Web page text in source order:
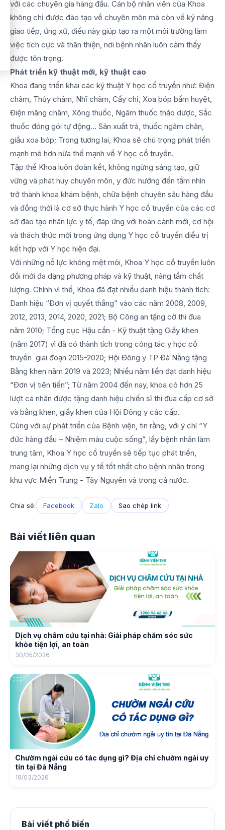
với các chuyên gia hàng đầu. Cán bộ nhân viên của Khoa
không chỉ được đào tạo về chuyên môn mà còn về kỹ năng
giao tiếp, ứng xử, điều này giúp tạo ra một môi trường làm
việc tích cực và thân thiện, nơi bệnh nhân luôn cảm thấy
được tôn trọng.
Phát triển kỹ thuật mới, kỹ thuật cao
Khoa đang triển khai các kỹ thuật Y học cổ truyền như: Điện
châm, Thủy châm, Nhĩ châm, Cấy chỉ, Xoa bóp bấm huyệt,
Điện mãng châm, Xông thuốc, Ngâm thuốc thảo dược, Sắc
thuốc đóng gói tự động… Sản xuất trà, thuốc ngâm chân,
giầu xoa bóp; Trong tương lai, Khoa sẽ chú trọng phát triển
mạnh mẽ hơn nữa thế mạnh về Y học cổ truyền.
Tập thể Khoa luôn đoàn kết, không ngừng sáng tạo, giữ
vững và phát huy chuyên môn, y đức hướng đến tầm nhìn
trở thành khoa khám bệnh, chữa bệnh chuyên sâu hàng đầu
và đồng thời là cơ sở thực hành Y học cổ truyền của các cơ
sở đào tạo nhân lực y tế, đáp ứng với hoàn cảnh mới, cơ hội
và thách thức mới trong ứng dụng Y học cổ truyền điều trị
kết hợp với Y học hiện đại.
Với những nỗ lực không mệt mỏi, Khoa Y học cổ truyền luôn
đổi mới đa dạng phương pháp và kỹ thuật, nâng tầm chất
lượng. Chính vì thế, Khoa đã đạt nhiều danh hiệu thành tích:
Danh hiệu “Đơn vị quyết thắng” vào các năm 2008, 2009,
2012, 2013, 2014, 2020, 2021; Bộ Công an tặng cờ thi đua
năm 2010; Tổng cục Hậu cần - Kỹ thuật tặng Giấy khen
(năm 2017) vì đã có thành tích trong công tác y học cổ
truyền giai đoạn 2015-2020; Hội Đông y TP Đà Nẵng tặng
Bằng khen năm 2019 và 2023; Nhiều năm liền đạt danh hiệu
“Đơn vị tiên tiến”; Từ năm 2004 đến nay, khoa có hơn 25
lượt cá nhân được tặng danh hiệu chiến sĩ thi đua cấp cơ sở
và bằng khen, giấy khen của Hội Đông y các cấp.
Cùng với sự phát triển của Bệnh viện, tin rằng, với ý chí “Y
đức hàng đầu – Nhiệm màu cuộc sống”, lấy bệnh nhân làm
trung tâm, Khoa Y học cổ truyền sẽ tiếp tục phát triển,
mang lại những dịch vụ y tế tốt nhất cho bệnh nhân trong
khu vực Miền Trung - Tây Nguyên và trong cả nước.
Chia sẻ: Facebook Zalo Sao chép link
Bài viết liên quan
Dịch vụ châm cứu tại nhà: Giải pháp chăm sóc sức
khỏe tiện lợi, an toàn
30/05/2026
Chườm ngải cứu có tác dụng gì? Địa chỉ chườm ngải uy
tín tại Đà Nẵng
19/03/2026
Bài viết phổ biến